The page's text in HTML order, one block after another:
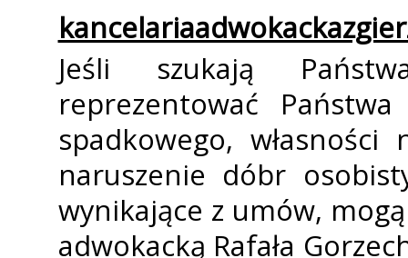
Jeśli szukają
reprezentować
spadkowego,
naruszenie dóbr
wynikające z umów,
adwokacką Rafała